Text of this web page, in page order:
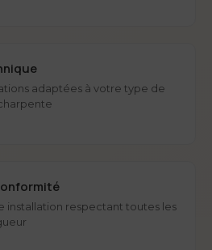
adaptées à votre type de
installation respectant toutes les